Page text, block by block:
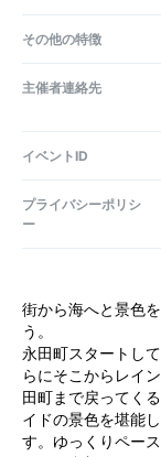
その他の特徴
主催者連絡先
イベントID
プライバシーポリシ
ー
街から海へと景色
う。
永田町スタートし
らにそこからレイ
田町まで戻ってく
イドの景色を堪能
す。ゆっくりペー